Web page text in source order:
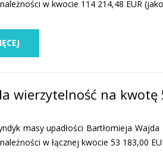
należności w kwocie 114 214,48 EUR
wierzytelność na kwotę
masy upadłości Bartłomieja
w łącznej kwocie 53 183,00